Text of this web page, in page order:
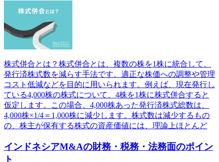
株式併合とは？株式併合とは、複数の株を1株に統合して、
発行済株式数を減らす手法です。適正な株価への調整や管理
コスト低減などを目的に用いられます。例えば、現在発行し
ている4,000株の株式について、4株を1株に株式併合すると
仮定します。この場合、4,000株あった発行済株式総数は、
4,000株×1/4＝1,000株に減少します。株式数は減少するもの
の、株主が保有する株式の資産価値には、理論上ほとんど
インドネシアM&Aの財務・税務・法務面のポイン
ト